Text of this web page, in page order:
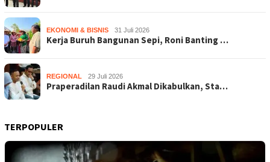
EKONOMI & BISNIS 31 Juli 2026
Kerja Buruh Bangunan Sepi, Roni Banting …
REGIONAL 29 Juli 2026
Praperadilan Raudi Akmal Dikabulkan, Sta…
TERPOPULER